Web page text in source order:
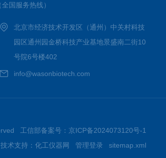
全国服务热线）
北京市经济技术开发区（通州）中关村科技
园区通州园金桥科技产业基地景盛南二街10
号院6号楼402
info@wasonbiotech.com
工信部备案号： 京ICP备2024073120号-1
技术支持： 化工仪器网 管理登录 sitemap.xml